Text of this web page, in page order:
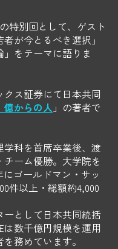
特別回として、ゲスト
が今とるべき選択」
」をテーマに語りま
ス証券にて日本共同
からの人 」の著者で
科を首席卒業後、渡
ーム優勝。大学院を
ゴールドマン・サッ
件以上・総額約4,000
ーとして日本共同統括
は数千億円規模を運用
務めています。